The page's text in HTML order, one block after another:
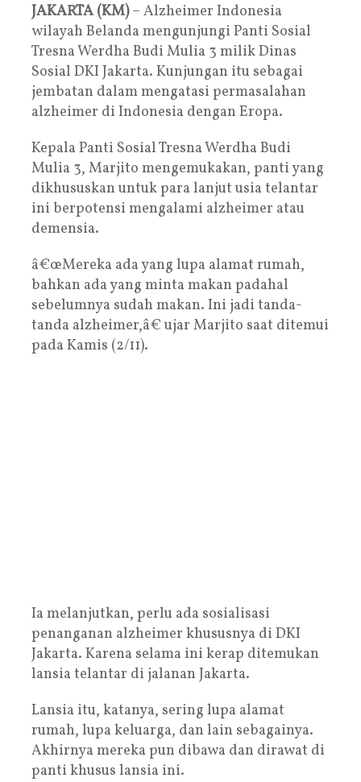
JAKARTA (KM)– Alzheimer Indonesia
wilayah Belanda mengunjungi Panti Sosial
Tresna Werdha Budi Mulia 3 milik Dinas
Sosial DKI Jakarta. Kunjungan itu sebagai
jembatan dalam mengatasi permasalahan
alzheimer di Indonesia dengan Eropa.
Kepala Panti Sosial Tresna Werdha Budi
Mulia 3, Marjito mengemukakan, panti yang
dikhususkan untuk para lanjut usia telantar
ini berpotensi mengalami alzheimer atau
demensia.
â€œMereka ada yang lupa alamat rumah,
bahkan ada yang minta makan padahal
sebelumnya sudah makan. Ini jadi tanda-
tanda alzheimer,â€ ujar Marjito saat ditemui
pada Kamis (2/11).
Ia melanjutkan, perlu ada sosialisasi
penanganan alzheimer khususnya di DKI
Jakarta. Karena selama ini kerap ditemukan
lansia telantar di jalanan Jakarta.
Lansia itu, katanya, sering lupa alamat
rumah, lupa keluarga, dan lain sebagainya.
Akhirnya mereka pun dibawa dan dirawat di
panti khusus lansia ini.